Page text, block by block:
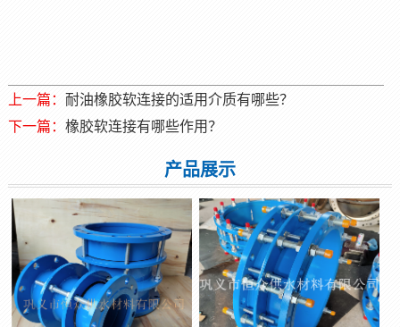
上一篇： 耐油橡胶软连接的适用介质有哪些？
下一篇： 橡胶软连接有哪些作用？
产品展示